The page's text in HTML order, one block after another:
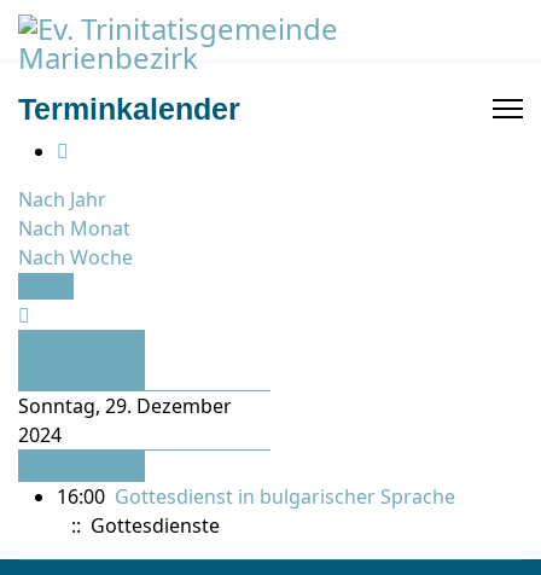
Terminkalender
Nach Jahr
Nach Monat
Nach Woche
Sonntag, 29. Dezember
2024
16:00 Gottesdienst in bulgarischer Sprache
:: Gottesdienste